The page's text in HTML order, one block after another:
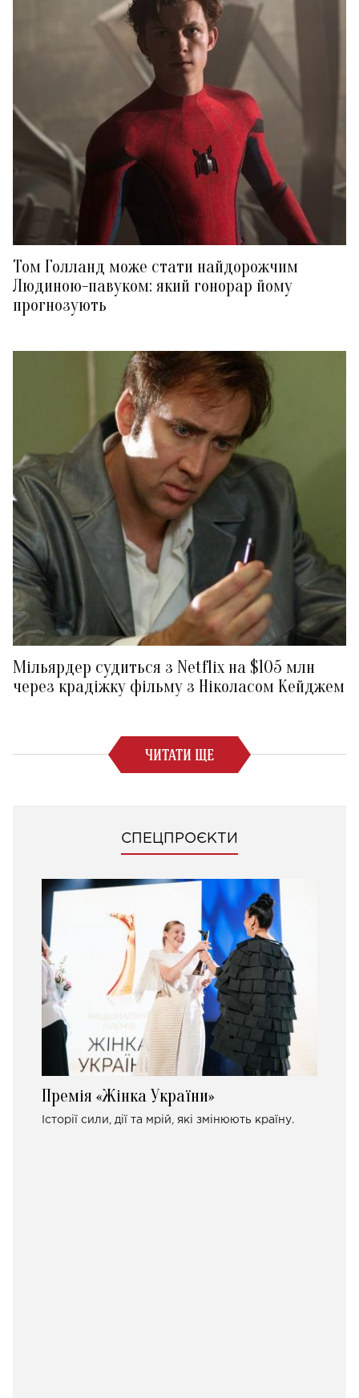
Том Голланд може стати найдорожчим
Людиною-павуком: який гонорар йому
прогнозують
Мільярдер судиться з Netflix на $105 млн
через крадіжку фільму з Ніколасом Кейджем
ЧИТАТИ ЩЕ
СПЕЦПРОЄКТИ
Премія «Жінка України»
Історії сили, дії та мрій, які змінюють країну.